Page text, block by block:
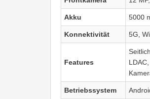
Akku 5000
Konnektivität 5G,
Features
Betriebssystem